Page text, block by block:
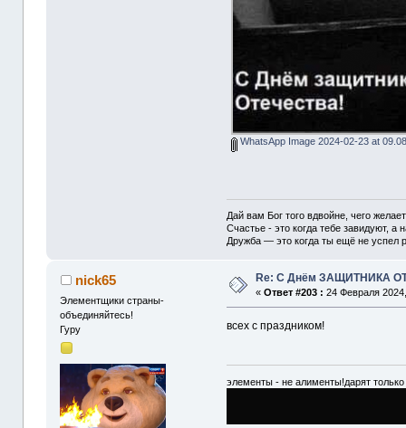
WhatsApp Image 2024-02-23 at
Дай вам Бог того вдвойне, чего
Счастье - это когда тебе завидуют, а
Дружба — это когда ты ещё не успел
nick65
Элементщики страны-
объединяйтесь!
Гуру
Re: С Днём ЗАЩИТНИКА
«Ответ #203 : 24 Февраля
всех с праздником!
элементы - не алименты!дарят только